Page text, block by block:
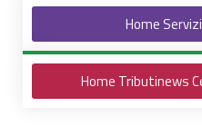
Home
Home Tributinews